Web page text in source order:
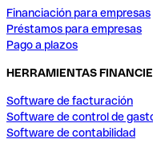
Financiación para empresas
Préstamos para empresas
Pago a plazos
HERRAMIENTAS
Software de facturación
Software de control de
Software de contabilidad